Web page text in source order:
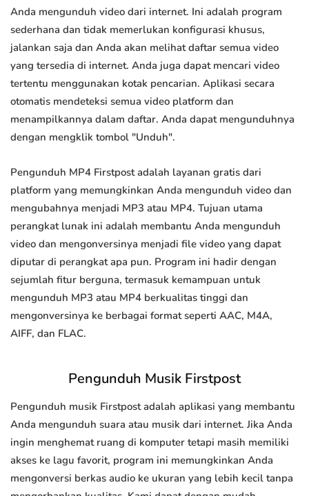
Anda mengunduh video dari internet. Ini adalah program
sederhana dan tidak memerlukan konfigurasi khusus,
jalankan saja dan Anda akan melihat daftar semua video
yang tersedia di internet. Anda juga dapat mencari video
tertentu menggunakan kotak pencarian. Aplikasi secara
otomatis mendeteksi semua video platform dan
menampilkannya dalam daftar. Anda dapat mengunduhnya
dengan mengklik tombol "Unduh".
Pengunduh MP4 Firstpost adalah layanan gratis dari
platform yang memungkinkan Anda mengunduh video dan
mengubahnya menjadi MP3 atau MP4. Tujuan utama
perangkat lunak ini adalah membantu Anda mengunduh
video dan mengonversinya menjadi file video yang dapat
diputar di perangkat apa pun. Program ini hadir dengan
sejumlah fitur berguna, termasuk kemampuan untuk
mengunduh MP3 atau MP4 berkualitas tinggi dan
mengonversinya ke berbagai format seperti AAC, M4A,
AIFF, dan FLAC.
Pengunduh Musik Firstpost
Pengunduh musik Firstpost adalah aplikasi yang membantu
Anda mengunduh suara atau musik dari internet. Jika Anda
ingin menghemat ruang di komputer tetapi masih memiliki
akses ke lagu favorit, program ini memungkinkan Anda
mengonversi berkas audio ke ukuran yang lebih kecil tanpa